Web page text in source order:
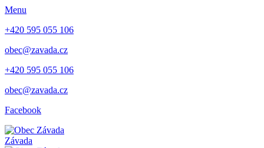
Menu
+420 595 055 106
obec@zavada.cz
+420 595 055 106
obec@zavada.cz
Facebook
Závada